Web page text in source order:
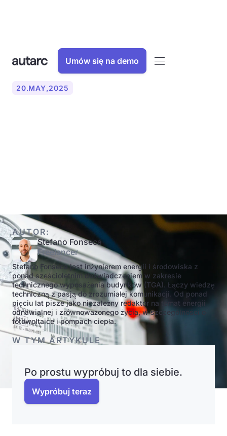
Umów się na demo
20.MAY,2025
AUTOR:
Stefano Fonseca
Freelancer
Stefano Fonseca jest inżynierem energii i środowiska z
ponad sześcioletnim doświadczeniem w zakresie
technicznego wyposażenia budynków (TGA). Łączy wiedzę
techniczną z pasją do zrozumiałej komunikacji. Od ponad
pięciu lat pisze jako niezależny redaktor na temat energii
odnawialnej i zrównoważonego życia, w szczególności o
fotowoltaice i pompach ciepła.
W TYM ARTYKULE
Po prostu wypróbuj to dla siebie.
Wypróbuj teraz